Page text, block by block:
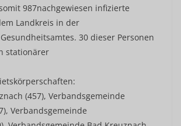
987nachgewiesen infizierte
Landkreis in der
30 dieser Personen
stationärer
(457), Verbandsgemeinde
Verbandsgemeinde